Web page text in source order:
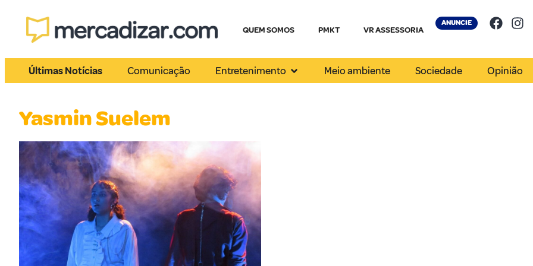
QUEM SOMOS PMKT VR ASSESSORIA
ANUNCIE
Últimas Notícias Comunicação Entretenimento Meio ambiente Sociedade Opinião
Yasmin Suelem